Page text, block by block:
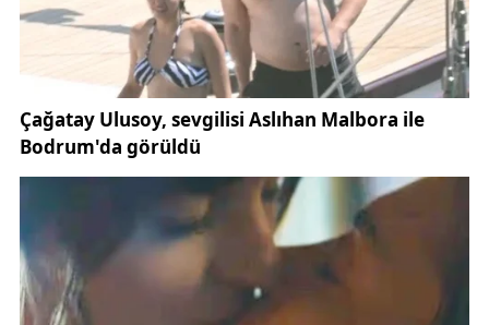
simülasyondan sonra fiziki olarak pistte uçurma
tecrübesine sahip oluyorlar. Şehirdeki üniversite ve
lise öğrencilerinden havacılığa ilgisi olan öğrencileri
simülasyona alarak birebir uçuş eğitimi veriyoruz.
Havada olabilecek acil durumları tecrübe ediyorlar.
eğitimler de büyük önem arz ediyor. Öğrenciler
simülasyon sayesinde uygulamalı eğitim alarak,
sektöre hazır bir şekilde mezun oluyorlar."
İnsansız Hava Araçları Teknolojisi ve Operatörlüğü